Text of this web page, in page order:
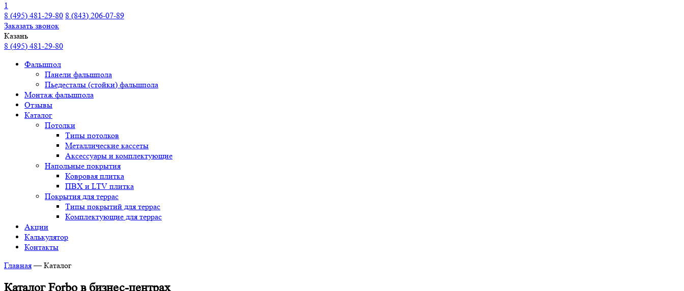
1
8 (495) 481-29-80 8 (843) 206-07-89
Заказать звонок
Казань
8 (495) 481-29-80
Фальшпол
Панели фальшпола
Пьедесталы (стойки) фальшпола
Монтаж фальшпола
Отзывы
Каталог
Потолки
Типы потолков
Металлические кассеты
Аксессуары и комплектующие
Напольные покрытия
Ковровая плитка
ПВХ и LTV плитка
Покрытия для террас
Типы покрытий для террас
Комплектующие для террас
Акции
Калькулятор
Контакты
Главная — Каталог
Каталог Forbo в бизнес-центрах